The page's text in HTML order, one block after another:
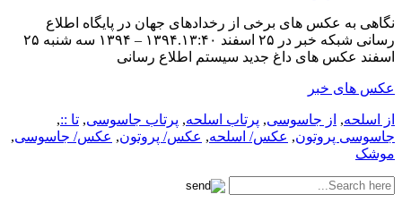
نگاهی به عکس های برخی از رخدادهای جهان در پایگاه اطلاع
رسانی شبکه خبر در ۲۵ اسفند ۱۳۹۴.۱۳:۴۰ – ۱۳۹۴ سه شنبه ۲۵
اسفند عکس های داغ جدید سیستم اطلاع رسانی
عکس های خبر
از اسلحه, از جاسوسی, پرتاب اسلحه, پرتاب جاسوسی, تا ::,
جاسوسی پروتون, عکس/ اسلحه, عکس/ پروتون, عکس/ جاسوسی,
موشک